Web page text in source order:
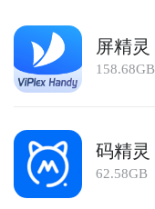
屏精灵
158.68GB
码精灵
62.58GB